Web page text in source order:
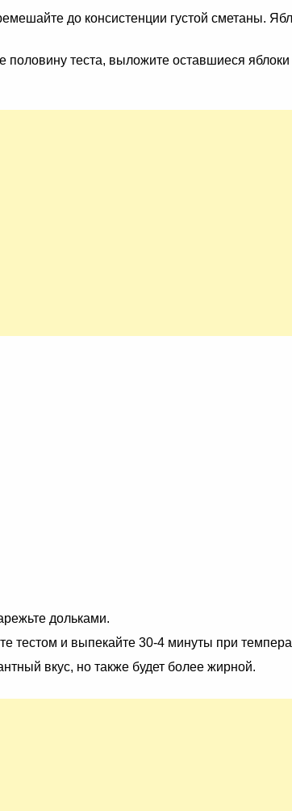
до консистенции густой сметаны.
теста, выложите оставшиеся яблоки
дольками.
тестом и выпекайте 30-4 минуты при
вкус, но также будет более жирной.